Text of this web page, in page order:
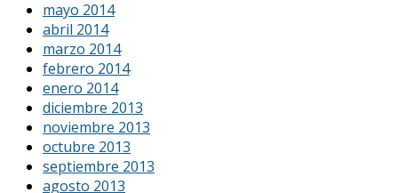
mayo 2014
abril 2014
marzo 2014
febrero 2014
enero 2014
diciembre 2013
noviembre 2013
octubre 2013
septiembre 2013
agosto 2013